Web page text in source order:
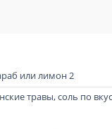
или лимон 2
травы, соль по